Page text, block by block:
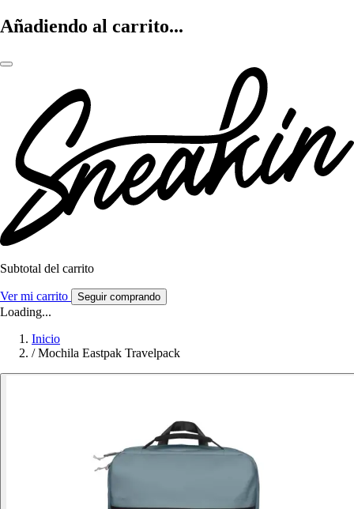
Añadiendo al carrito...
Subtotal del carrito
Ver mi carrito Seguir comprando
Loading...
Inicio
/ Mochila Eastpak Travelpack